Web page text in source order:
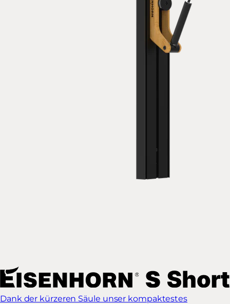
Dank der kürzeren Säule unser kompaktestes